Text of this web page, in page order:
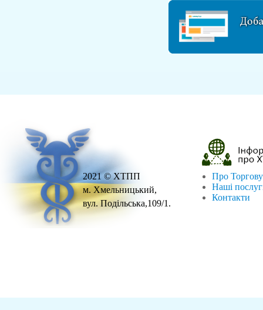
2021 © ХТПП
м. Хмельницький,
вул. Подільська,109/1.
Про
Наші
Контакти